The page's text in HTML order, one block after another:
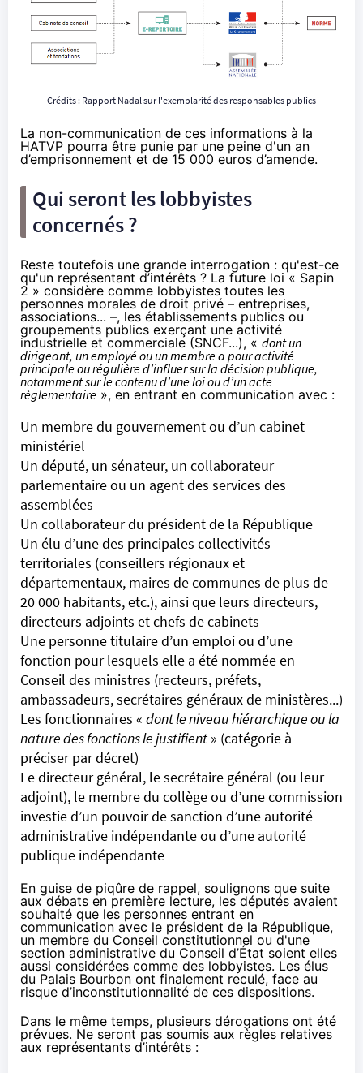
Crédits : Rapport Nadal sur l'exemplarité des responsables publics
La non-communication de ces informations à la
HATVP pourra être punie par une peine d'un an
d’emprisonnement et de 15 000 euros d’amende.
Qui seront les lobbyistes
concernés ?
Reste toutefois une grande interrogation : qu'est-ce
qu'un représentant d’intérêts ? La future loi « Sapin
2 » considère comme lobbyistes toutes les
personnes morales de droit privé – entreprises,
associations... –, les établissements publics ou
groupements publics exerçant une activité
industrielle et commerciale (SNCF...), « dont un
dirigeant, un employé ou un membre a pour activité
principale ou régulière d’influer sur la décision publique,
notamment sur le contenu d’une loi ou d’un acte
règlementaire », en entrant en communication avec :
Un membre du gouvernement ou d’un cabinet
ministériel
Un député, un sénateur, un collaborateur
parlementaire ou un agent des services des
assemblées
Un collaborateur du président de la République
Un élu d’une des principales collectivités
territoriales (conseillers régionaux et
départementaux, maires de communes de plus de
20 000 habitants, etc.), ainsi que leurs directeurs,
directeurs adjoints et chefs de cabinets
Une personne titulaire d’un emploi ou d’une
fonction pour lesquels elle a été nommée en
Conseil des ministres (recteurs, préfets,
ambassadeurs, secrétaires généraux de ministères...)
Les fonctionnaires « dont le niveau hiérarchique ou la
nature des fonctions le justifient » (catégorie à
préciser par décret)
Le directeur général, le secrétaire général (ou leur
adjoint), le membre du collège ou d’une commission
investie d’un pouvoir de sanction d’une autorité
administrative indépendante ou d’une autorité
publique indépendante
En guise de piqûre de rappel, soulignons que suite
aux débats en première lecture, les députés avaient
souhaité que les personnes entrant en
communication avec le président de la République,
un membre du Conseil constitutionnel ou d'une
section administrative du Conseil d’État soient elles
aussi considérées comme des lobbyistes. Les élus
du Palais Bourbon ont finalement reculé, face au
risque d’inconstitutionnalité de ces dispositions.
Dans le même temps, plusieurs dérogations ont été
prévues. Ne seront pas soumis aux règles relatives
aux représentants d’intérêts :